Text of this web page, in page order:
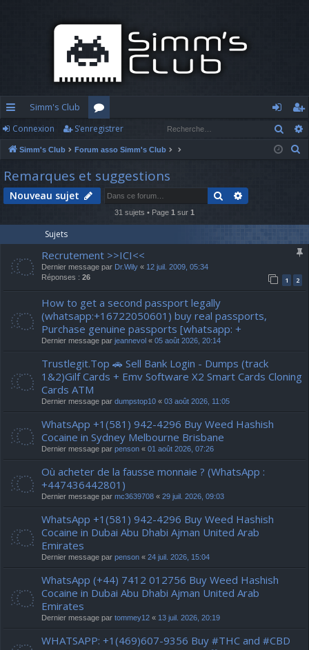
cc
ès
ra
pi
e
Simm's Club
or
u
m
o
n
n
’e
nr
r
Connexion S’enregistrer
Simm's Club Forum asso Simm's Club
r
h
r
Remarques et suggestions
Nouveau sujet Rechercher
31 sujets • Page 1 sur 1
Sujets
Recrutement >>ICI<<
Dernier message par Dr.Wily « 12 juil. 2009, 05:34
Réponses : 26 1 2
How to get a second passport legally
(whatsapp:+16722050601) buy real passports,
Purchase genuine passports [whatsapp: +
Dernier message par jeannevol « 05 août 2026, 20:14
Trustlegit.Top 🚗 Sell Bank Login - Dumps (track
1&2)Gilf Cards + Emv Software X2 Smart Cards Cloning
Cards ATM
Dernier message par dumpstop10 « 03 août 2026, 11:05
WhatsApp +1(581) 942-4296 Buy Weed Hashish
Cocaine in Sydney Melbourne Brisbane
Dernier message par penson « 01 août 2026, 07:26
Où acheter de la fausse monnaie ? (WhatsApp :
+447436442801)
Dernier message par mc3639708 « 29 juil. 2026, 09:03
WhatsApp +1(581) 942-4296 Buy Weed Hashish
Cocaine in Dubai Abu Dhabi Ajman United Arab
Emirates
Dernier message par penson « 24 juil. 2026, 15:04
WhatsApp (+44) 7412 012756 Buy Weed Hashish
Cocaine in Dubai Abu Dhabi Ajman United Arab
Emirates
Dernier message par tommey12 « 13 juil. 2026, 20:19
WHATSAPP: +1(469)607-9356 Buy #THC and #CBD